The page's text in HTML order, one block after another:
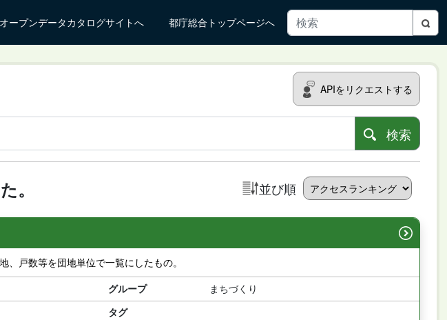
オープンデータカタログサイトへ 都庁総合トップページへ
APIをリクエストする
検索
並び順
。
戸数等を団地単位で一覧にしたもの。
グループ
まちづくり
タグ